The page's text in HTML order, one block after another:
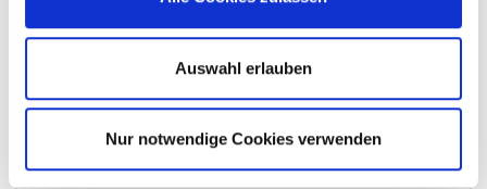
Auswahl erlauben
Nur notwendige Cookies verwenden
Staff in direct employment 27,75
Staff not in direct employment 0,00
Out-patient care staff 6,74
In-patient care staff 21,01